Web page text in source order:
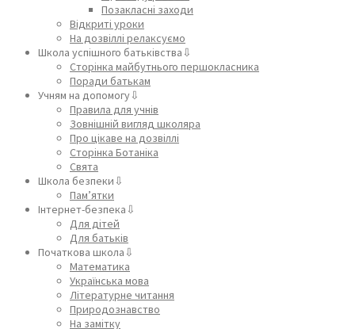
Позакласні заходи
Відкриті уроки
На дозвіллі релаксуємо
Школа успішного батьківства⇩
Сторінка майбутнього першокласника
Поради батькам
Учням на допомогу⇩
Правила для учнів
Зовнішній вигляд школяра
Про цікаве на дозвіллі
Сторінка Ботаніка
Свята
Школа безпеки⇩
Пам’ятки
Інтернет-безпека⇩
Для дітей
Для батьків
Початкова школа⇩
Математика
Українська мова
Літературне читання
Природознавство
На замітку